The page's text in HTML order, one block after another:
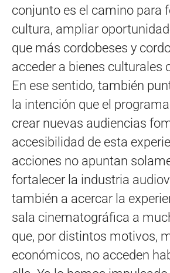
conjunto es el camino para
cultura, ampliar
que más cordobeses y
acceder a bienes culturales
En ese sentido, también
la intención que el
crear nuevas audiencias
accesibilidad de esta
acciones no apuntan
fortalecer la industria
también a acercar la
sala cinematográfica a
que, por distintos motivos,
económicos, no acceden